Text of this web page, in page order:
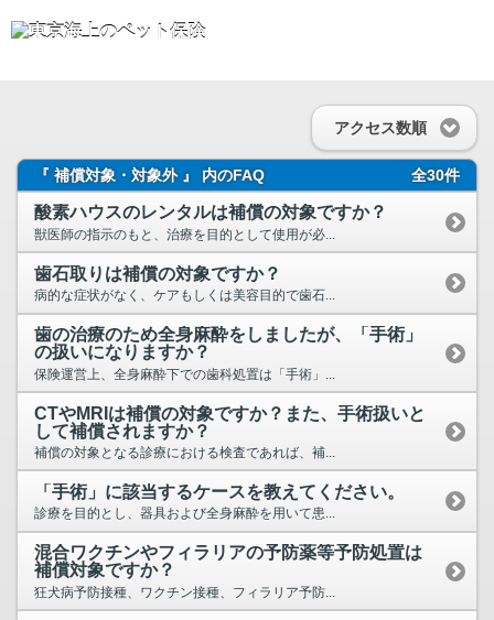
アクセス数順
『 補償対象・対象外 』 内のFAQ 全30件
酸素ハウスのレンタルは補償の対象ですか？
獣医師の指示のもと、治療を目的として使用が必...
歯石取りは補償の対象ですか？
病的な症状がなく、ケアもしくは美容目的で歯石...
歯の治療のため全身麻酔をしましたが、「手術」
の扱いになりますか？
保険運営上、全身麻酔下での歯科処置は「手術」...
CTやMRIは補償の対象ですか？また、手術扱いと
して補償されますか？
補償の対象となる診療における検査であれば、補...
「手術」に該当するケースを教えてください。
診療を目的とし、器具および全身麻酔を用いて患...
混合ワクチンやフィラリアの予防薬等予防処置は
補償対象ですか？
狂犬病予防接種、ワクチン接種、フィラリア予防...